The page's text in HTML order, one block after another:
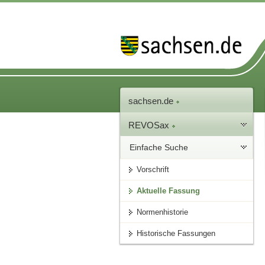
sachsen.de
REVOSax
Einfache Suche
Vorschrift
Aktuelle Fassung
Normenhistorie
Historische Fassungen